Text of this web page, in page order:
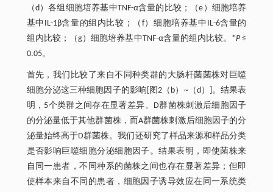
（d）各组细胞培养基中TNF-α含量的比较；（e）细胞培养
基中IL-1β含量的组内比较；（f）细胞培养基中IL-6含量的
组内比较；（g）细胞培养基中TNF-α含量的组内比较。*P≤
0.05。
首先，我们比较了来自不同种类群的大肠杆菌菌株对巨噬
细胞分泌这三种细胞因子的影响[图2（b）~（d）]。结果表
明，5个类群之间存在显著差异。D群菌株刺激后细胞因子
的分泌量低于其他群菌株，而A群菌株刺激后细胞因子的分
泌量始终高于D群菌株。我们还研究了样品来源和样品分类
是否影响巨噬细胞分泌细胞因子。结果表明，即使菌株来
自同一患者，不同种系的菌株之间也存在显著差异；但即
使样本来自不同的患者，细胞因子诱导效应在同一系统类